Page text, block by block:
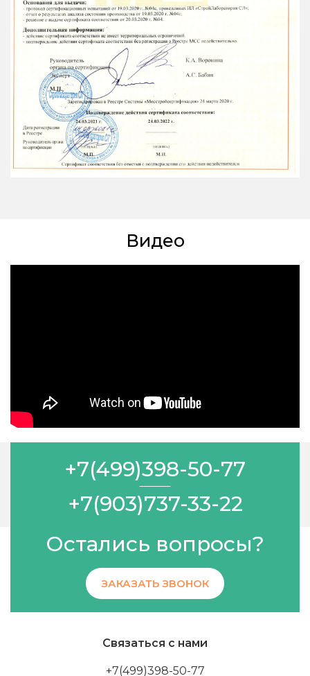
Видео
+7(499)398-50-77
+7(903)737-33-22
Остались вопросы?
ЗАКАЗАТЬ ЗВОНОК
Связаться с нами
+7(499)398-50-77